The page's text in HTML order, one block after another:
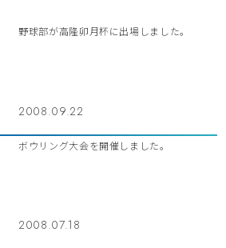
野球部が高隆卯月杯に出場しました。
2008.09.22
ボウリング大会を開催しました。
2008.07.18